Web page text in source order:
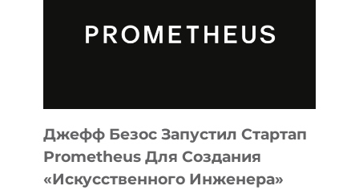
ДЛЯ
ПРОГРАММИРОВАНИЯ
И
LINUX
Джефф Безос Запустил Стартап
Prometheus Для Создания
«искусственного Инженера»